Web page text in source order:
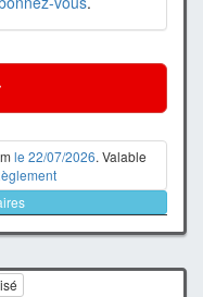
le 22/07/2026. Valable